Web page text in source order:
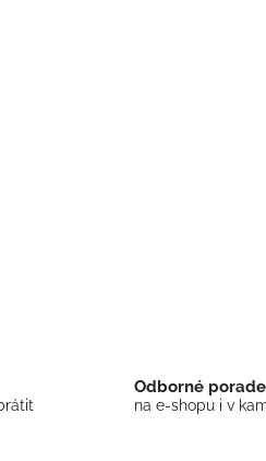
Odborné
na e-shopu i v